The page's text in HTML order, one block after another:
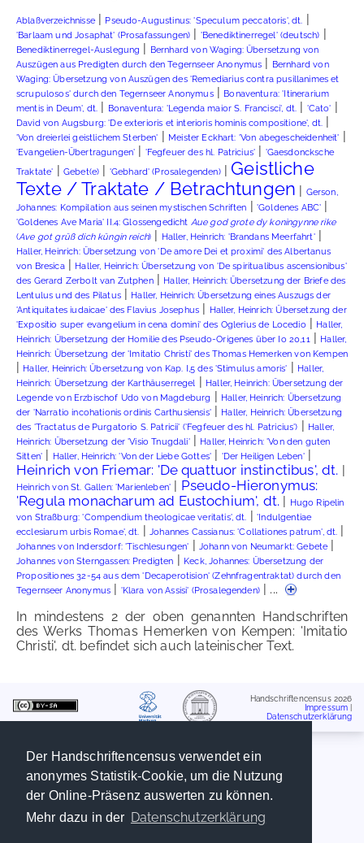
Der Handschriftencensus verwendet ein
anonymes Statistik-Cookie, um die Nutzung
der Online-Präsenz auswerten zu können.
Mehr dazu in der Datenschutzerklärung
Ablaßverzeichnisse| Pseudo-Augustinus: 'Speculum peccatoris', dt. |
'Barlaam und Josaphat' (Prosafassungen) | 'Benediktinerregel' (deutsch) |
Benediktinerregel-Auslegung | Bernhard von Waging: Übersetzung von
Auszügen aus Predigten durch den Tegernseer Anonymus | Bernhard von
Waging: Übersetzung von Auszügen des 'Remediarius contra pusillanimes et
scrupulosos' durch den Tegernseer Anonymus| Bonaventura: 'Itinerarium
mentis in Deum', dt. | Bonaventura: 'Legenda maior S. Francisci', dt. | 'Cato' |
David von Augsburg: 'De exterioris et interioris hominis compositione', dt. |
'Von dreierlei geistlichem Sterben' | Meister Eckhart: 'Von abegescheidenheit' |
'Evangelien-Übertragungen' | 'Fegfeuer des hl. Patricius' | 'Gaesdoncksche
Traktate' | Gebet(e) | 'Gebhard' (Prosalegenden)| Geistliche
Texte / Traktate / Betrachtungen | Gerson,
Johannes: Kompilation aus seinen mystischen Schriften | 'Goldenes ABC' |
'Goldenes Ave Maria' II.4: Glossengedicht Aue god grote dy koningynne rike
(Ave got grüß dich küngin reich) | Haller, Heinrich: 'Brandans Meerfahrt'|
Haller, Heinrich: Übersetzung von 'De amore Dei et proximi' des Albertanus
von Bresica| Haller, Heinrich: Übersetzung von 'De spiritualibus ascensionibus'
des Gerard Zerbolt van Zutphen| Haller, Heinrich: Übersetzung der Briefe des
Lentulus und des Pilatus| Haller, Heinrich: Übersetzung eines Auszugs der
'Antiquitates iudaicae' des Flavius Josephus | Haller, Heinrich: Übersetzung der
'Expositio super evangelium in cena domini' des Oglerius de Locedio | Haller,
Heinrich: Übersetzung der Homilie des Pseudo-Origenes über Io 20,11| Haller,
Heinrich: Übersetzung der 'Imitatio Christi' des Thomas Hemerken von Kempen
| Haller, Heinrich: Übersetzung von Kap. I,5 des 'Stimulus amoris' | Haller,
Heinrich: Übersetzung der Karthäuserregel | Haller, Heinrich: Übersetzung der
Legende von Erzbischof Udo von Magdeburg | Haller, Heinrich: Übersetzung
der 'Narratio incohationis ordinis Carthusiensis'| Haller, Heinrich: Übersetzung
des 'Tractatus de Purgatorio S. Patricii' ('Fegfeuer des hl. Patricius') | Haller,
Heinrich: Übersetzung der 'Visio Tnugdali'| Haller, Heinrich: 'Von den guten
Sitten' | Haller, Heinrich: 'Von der Liebe Gottes' | 'Der Heiligen Leben'|
Heinrich von Friemar: 'De quattuor instinctibus', dt. |
Heinrich von St. Gallen: 'Marienleben' | Pseudo-Hieronymus:
'Regula monacharum ad Eustochium', dt. | Hugo Ripelin
von Straßburg: 'Compendium theologicae veritatis', dt. |'Indulgentiae
ecclesiarum urbis Romae', dt. |Johannes Cassianus: 'Collationes patrum', dt. |
Johannes von Indersdorf: 'Tischlesungen' | Johann von Neumarkt: Gebete |
Johannes von Sterngassen: Predigten | Keck, Johannes: Übersetzung der
Propositiones 32-54 aus dem 'Decaperotision' (Zehnfragentraktat) durch den
Tegernseer Anonymus | 'Klara von Assisi' (Prosalegenden)| ...
In mindestens 2 der oben genannten Handschriften
des Werks Thomas Hemerken von Kempen: 'Imitatio
Christi', dt. befindet sich auch lateinischer Text.
Handschriftencensus 2026
Impressum
Datenschutzerklärung